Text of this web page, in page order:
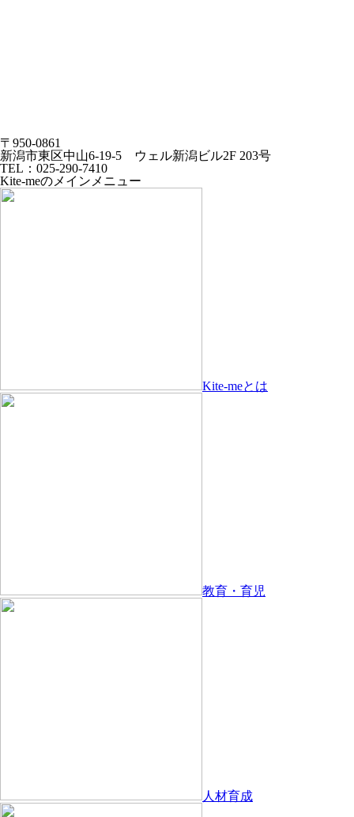
〒950-0861
新潟市東区中山6-19-5 ウェル新潟ビル2F 203号
TEL：025-290-7410
Kite-meのメインメニュー
Kite-meとは
教育・育児
人材育成